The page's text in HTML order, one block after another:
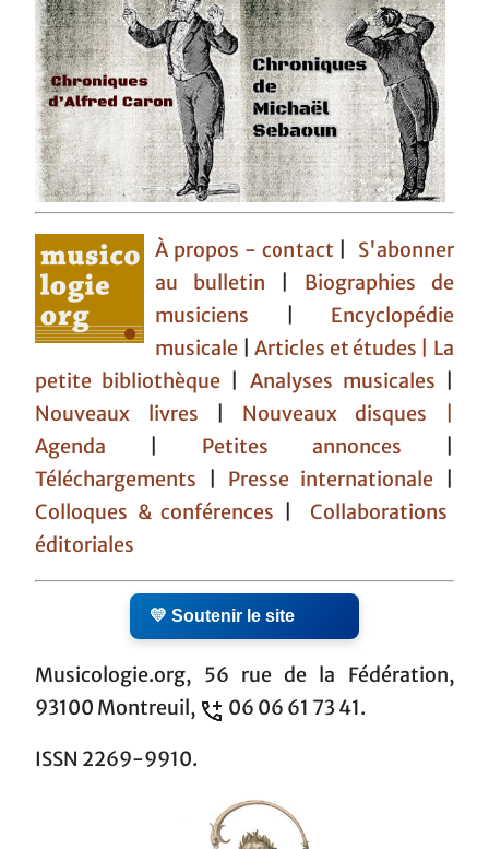
À propos - contact
S'abonner
au bulletin
Biographies de
musiciens
Encyclopédie
musicale |Articles et études | La
petite bibliothèque
Analyses musicales
Nouveaux livres
Nouveaux disques |
Agenda
Petites annonces
Téléchargements
Presse internationale
Colloques & conférences
Collaborations
éditoriales
💛 Soutenir le site
Musicologie.org, 56 rue de la Fédération,
93100 Montreuil,
06 06 61 73 41.
ISSN 2269-9910.